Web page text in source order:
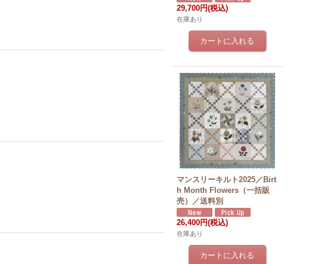
29,700円(税込)
在庫あり
マンスリーキルト2025／Birt
h Month Flowers（一括販
売）／送料別
26,400円(税込)
在庫あり